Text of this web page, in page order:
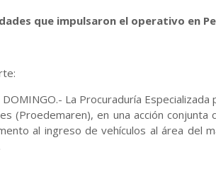
que impulsaron el operativo en
DOMINGO.- La Procuraduría
(Proedemaren), en una acción
al ingreso de vehículos al área del